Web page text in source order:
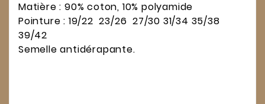
Matière : 90% coton, 10% polyamide
Pointure : 19/22 23/26 27/30 31/34 35/38
39/42
Semelle antidérapante.